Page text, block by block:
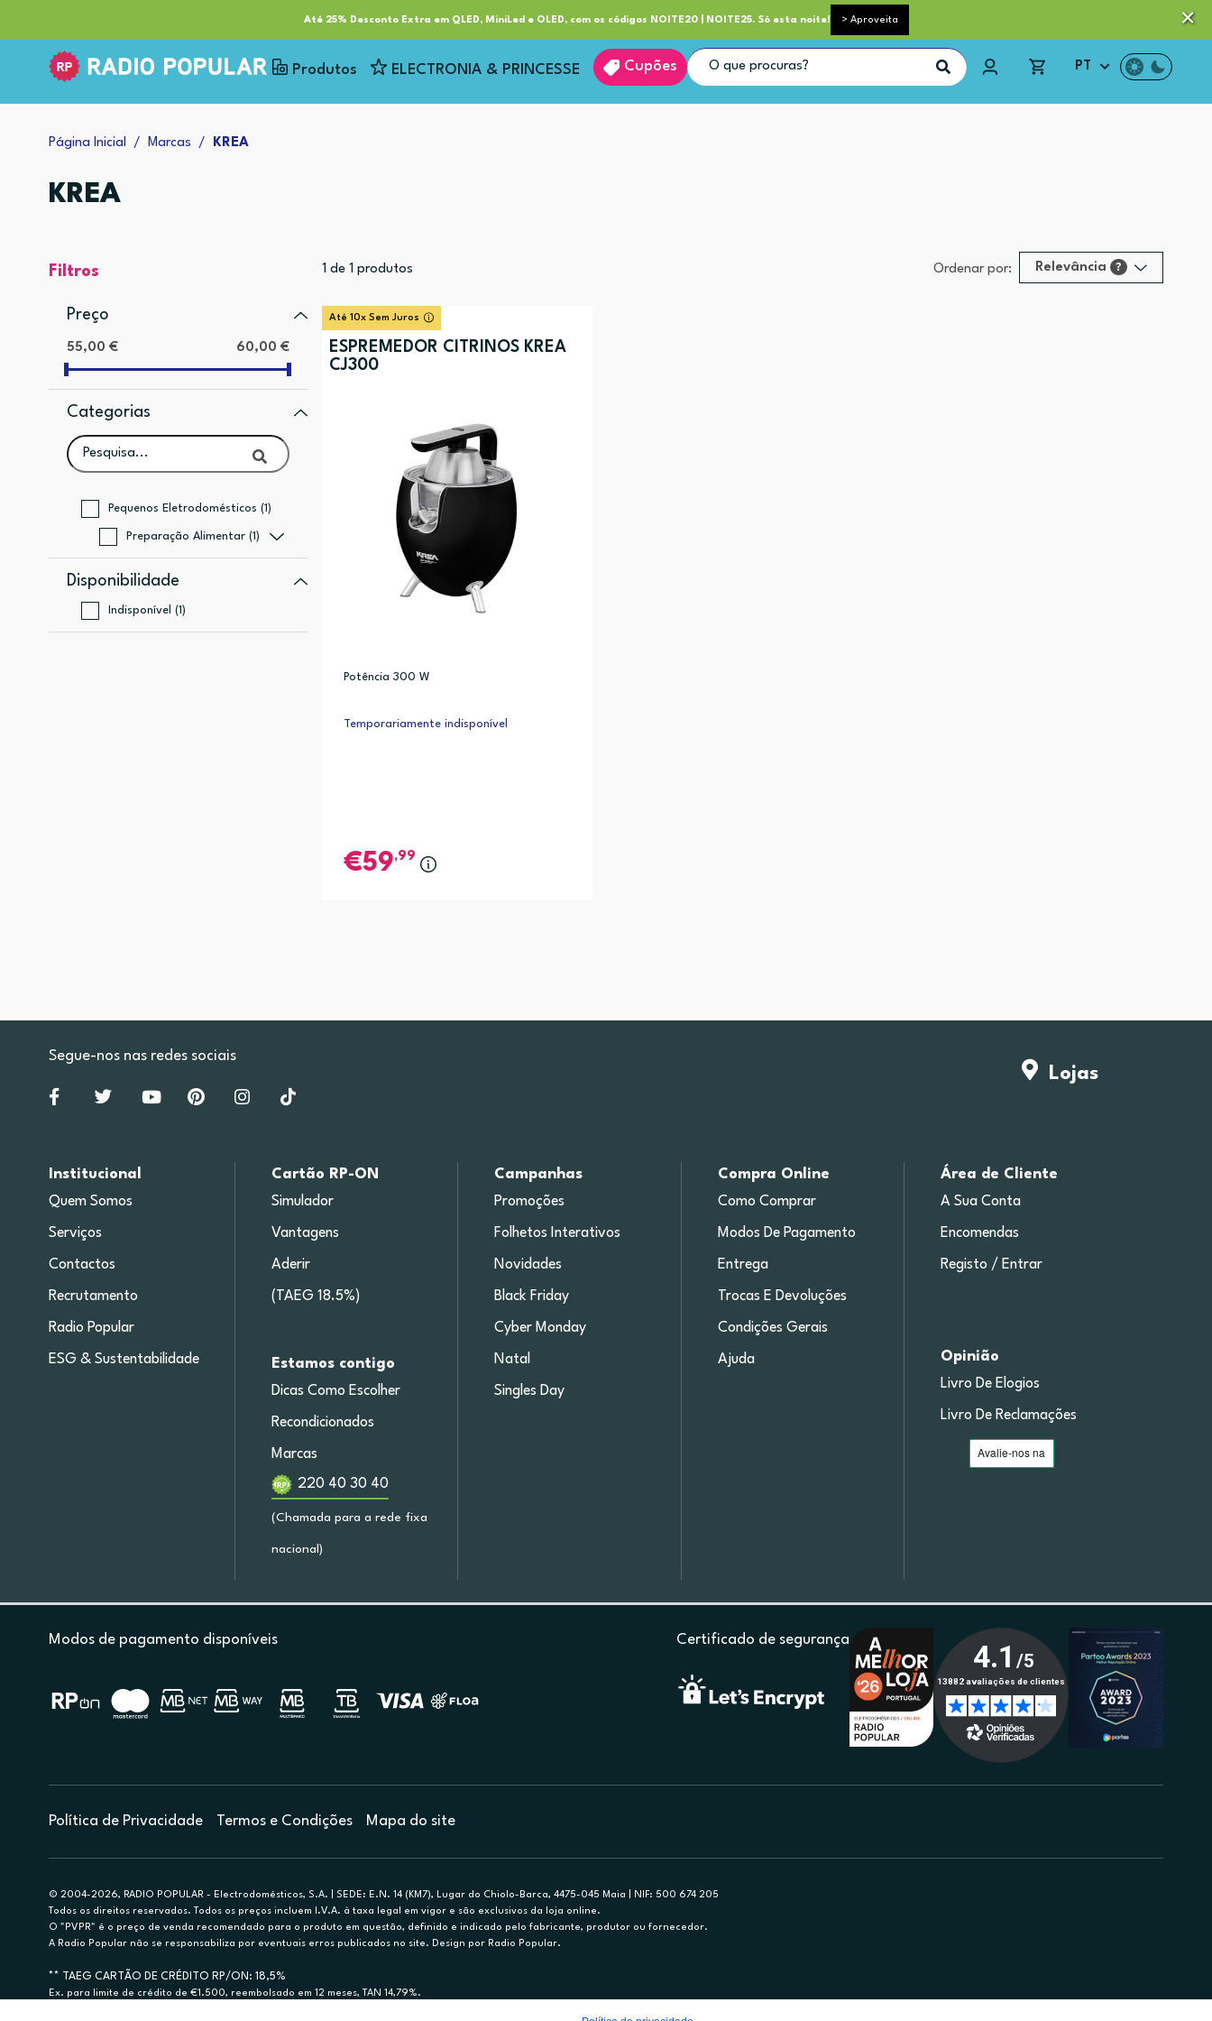
Até 25% Desconto Extra em QLED, MiniLed e OLED, com os códigos NOITE20 | NOITE25. Só esta noite! > Aproveita
Serviços Clube RP+ Entrega pequeno porte grátis acima de 35€*
Produtos ELECTRONIA & PRINCESSE Cupões PT
Página Inicial Marcas KREA
KREA
Filtros
Preço
55,00 € 60,00 €
Categorias
Pequenos Eletrodomésticos (1)
Preparação Alimentar (1)
Disponibilidade
Indisponível (1)
1 de 1 produtos Ordenar por: Relevância ?
Até 10x Sem Juros
ESPREMEDOR CITRINOS KREA
CJ300
Potência 300 W
Temporariamente indisponível
59,99
Lojas
Segue-nos nas redes sociais
Institucional
Quem Somos
Serviços
Contactos
Recrutamento
Radio Popular
ESG & Sustentabilidade
Cartão RP-ON
Simulador
Vantagens
Aderir
(TAEG 18.5%)
Estamos contigo
Dicas Como Escolher
Recondicionados
Marcas
220 40 30 40
(Chamada para a rede fixa
nacional)
Campanhas
Promoções
Folhetos Interativos
Novidades
Black Friday
Cyber Monday
Natal
Singles Day
Compra Online
Como Comprar
Modos De Pagamento
Entrega
Trocas E Devoluções
Condições Gerais
Ajuda
Área de Cliente
A Sua Conta
Encomendas
Registo / Entrar
Opinião
Livro De Elogios
Livro De Reclamações
Modos de pagamento disponíveis Certificado de segurança
Política de Privacidade Termos e Condições Mapa do site
© 2004-2026, RADIO POPULAR - Electrodomésticos, S.A. | SEDE: E.N. 14 (KM7), Lugar do Chiolo-Barca, 4475-045 Maia | NIF: 500 674 205
Todos os direitos reservados. Todos os preços incluem I.V.A. à taxa legal em vigor e são exclusivos da loja online.
O "PVPR" é o preço de venda recomendado para o produto em questão, definido e indicado pelo fabricante, produtor ou fornecedor.
A Radio Popular não se responsabiliza por eventuais erros publicados no site. Design por Radio Popular.
** TAEG CARTÃO DE CRÉDITO RP/ON: 18,5%
Ex. para limite de crédito de €1.500, reembolsado em 12 meses, TAN 14,79%.